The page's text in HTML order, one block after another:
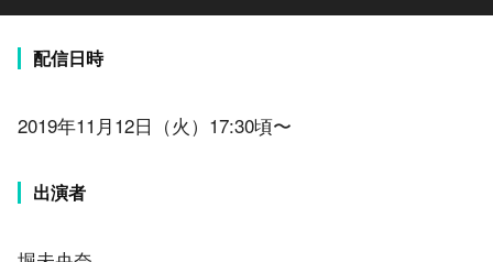
配信日時
2019年11月12日（火）17:30頃〜
出演者